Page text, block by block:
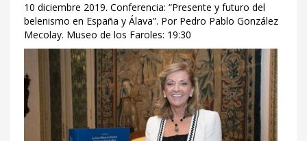
10 diciembre 2019. Conferencia: “Presente y futuro del
belenismo en España y Álava”. Por Pedro Pablo González
Mecolay. Museo de los Faroles: 19:30